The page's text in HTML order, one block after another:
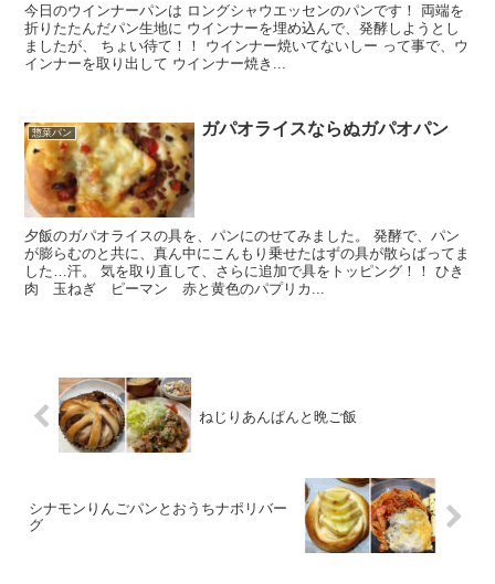
今日のウインナーパンは ロングシャウエッセンのパンです！ 両端を
折りたたんだパン生地に ウインナーを埋め込んで、発酵しようとし
ましたが、 ちょい待て！！ ウインナー焼いてないしー って事で、ウ
インナーを取り出して ウインナー焼き...
惣菜パン ガパオライスならぬガパオパン
夕飯のガパオライスの具を、パンにのせてみました。 発酵で、パン
が膨らむのと共に、真ん中にこんもり乗せたはずの具が散らばってま
した…汗。 気を取り直して、さらに追加で具をトッピング！！ ひき
肉 玉ねぎ ピーマン 赤と黄色のパプリカ...
ねじりあんぱんと晩ご飯
シナモンりんごパンとおうちナポリバー
グ